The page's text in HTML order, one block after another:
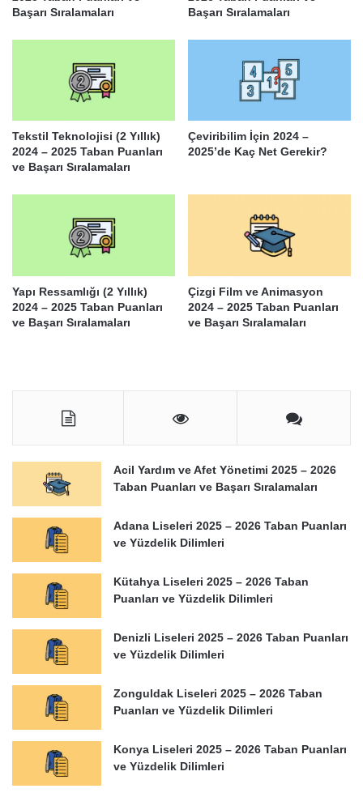
Başarı Sıralamaları
Başarı Sıralamaları
Tekstil Teknolojisi (2 Yıllık)
2024 – 2025 Taban Puanları
ve Başarı Sıralamaları
Çeviribilim İçin 2024 –
2025’de Kaç Net Gerekir?
Yapı Ressamlığı (2 Yıllık)
2024 – 2025 Taban Puanları
ve Başarı Sıralamaları
Çizgi Film ve Animasyon
2024 – 2025 Taban Puanları
ve Başarı Sıralamaları
Acil Yardım ve Afet Yönetimi 2025 – 2026
Taban Puanları ve Başarı Sıralamaları
Adana Liseleri 2025 – 2026 Taban Puanları
ve Yüzdelik Dilimleri
Kütahya Liseleri 2025 – 2026 Taban
Puanları ve Yüzdelik Dilimleri
Denizli Liseleri 2025 – 2026 Taban Puanları
ve Yüzdelik Dilimleri
Zonguldak Liseleri 2025 – 2026 Taban
Puanları ve Yüzdelik Dilimleri
Konya Liseleri 2025 – 2026 Taban Puanları
ve Yüzdelik Dilimleri